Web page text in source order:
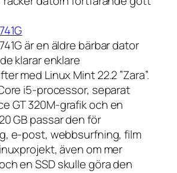
är en äldre bärbar dator
klarar enklare
med Linux Mint 22.2 ”Zara”.
i5-processor, separat
GT 320M-grafik och en
GB passar den för
e-post, webbsurfning, film
även om mer
en SSD skulle göra den